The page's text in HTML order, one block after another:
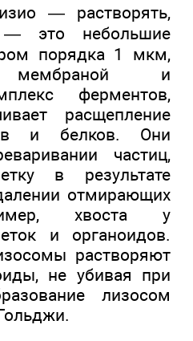
— растворять,
это небольшие
порядка 1 мкм,
мембраной и
ферментов,
расщепление
и белков. Они
частиц,
в результате
отмирающих
хвоста у
и органоидов.
растворяют
не убивая при
лизосом